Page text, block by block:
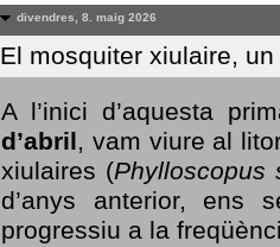
divendres, 8. maig 2026
El mosquiter xiulaire,
A l’inici d’aquesta
d’abril, vam viure al
xiulaires (Phylloscopus
d’anys anterior, ens
progressiu a la